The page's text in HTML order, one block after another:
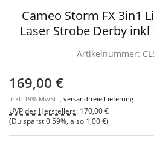
Cameo Storm FX 3in1
Laser Strobe Derby
Artikelnummer:
169,00 €
inkl. 19% MwSt. , versandfreie Lieferung
UVP des Herstellers: 170,00 €
(Du sparst0.59% , also 1,00 €)